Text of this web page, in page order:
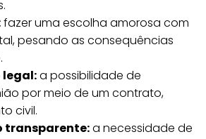
fazer uma escolha amorosa com
pesando as consequências
legal:a possibilidade de
por meio de um contrato,
civil.
transparente:a necessidade de